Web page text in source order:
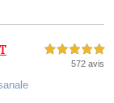
5,0 étoiles sur 5
572 avis